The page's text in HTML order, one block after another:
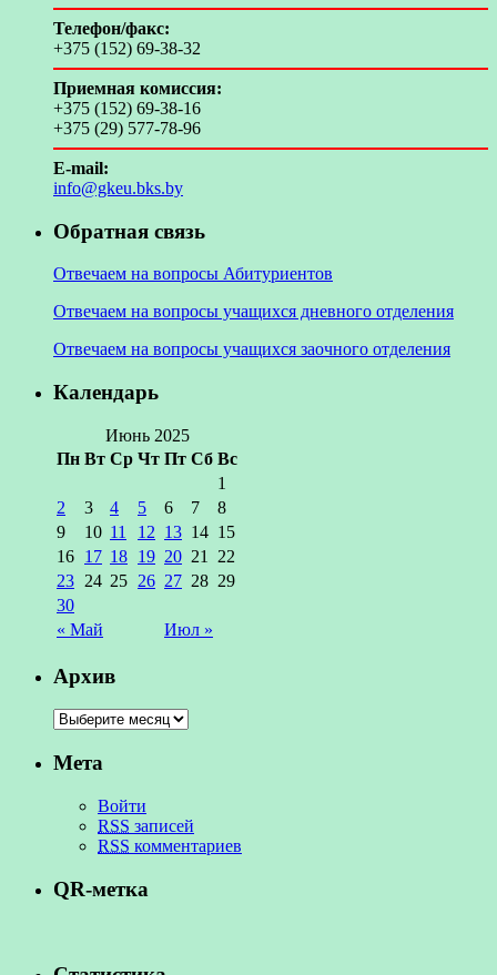
Телефон/факс:
+375 (152) 69-38-32
Приемная комиссия:
+375 (152) 69-38-16
+375 (29) 577-78-96
E-mail:
info@gkeu.bks.by
Обратная связь
Отвечаем на вопросы Абитуриентов
Отвечаем на вопросы учащихся дневного отделения
Отвечаем на вопросы учащихся заочного отделения
Календарь
Июнь 2025
Пн Вт Ср Чт Пт Сб Вс
« Май Июл »
1
2
3 4 5 6 7
8
9
10 11 12 13 14 15
16 17 18 19 20 21
22
23 24 25 26 27 28 29
30
Архив
Мета
Войти
RSS записей
RSS комментариев
QR-метка